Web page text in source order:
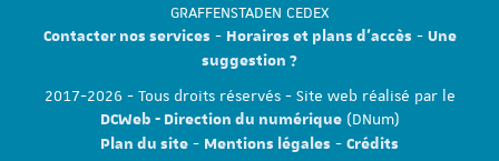
GRAFFENSTADEN CEDEX
Contacter nos services - Horaires et plans d'accès - Une
suggestion ?
2017-2026 - Tous droits réservés - Site web réalisé par le
DCWeb - Direction du numérique(DNum)
Plan du site - Mentions légales - Crédits